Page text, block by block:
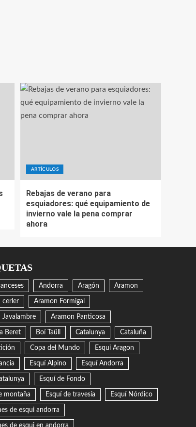
ARTÍCULOS
Rebajas de verano para
esquiadores: qué equipamiento de
invierno vale la pena comprar
ahora
Andorra Aragón Aramon
cerler Aramon Formigal
Javalambre Aramon Panticosa
Beret Boí Taüll Catalunya Cataluña
Copa del Mundo Esqui Aragon
Esquí Alpino Esquí Andorra
Esquí de Fondo
montaña Esquí de travesía Esquí Nórdico
de esqui andorra
de esqui en andorra